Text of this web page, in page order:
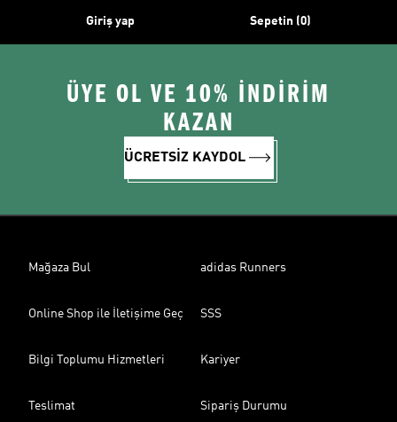
Giriş yap Sepetin (0)
ÜYE OL VE 10% İNDİRİM
KAZAN
ÜCRETSİZ KAYDOL
Mağaza Bul adidas Runners
Online Shop ile İletişime Geç SSS
Bilgi Toplumu Hizmetleri Kariyer
Teslimat Sipariş Durumu